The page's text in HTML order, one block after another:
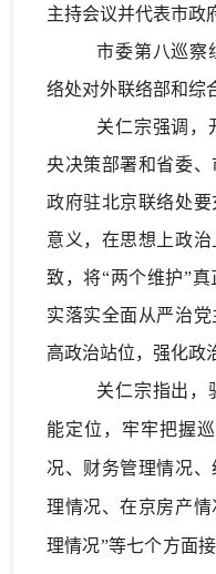
主持会议并代表市政
市委第八巡察
络处对外联络部和综
关仁宗强调，
央决策部署和省委、
政府驻北京联络处
意义，在思想上政
致，将“两个维护”
实落实全面从严治
高政治站位，强化政
关仁宗指出，
能定位，牢牢把握
况、财务管理情况、
理情况、在京房产
理情况”等七个方面